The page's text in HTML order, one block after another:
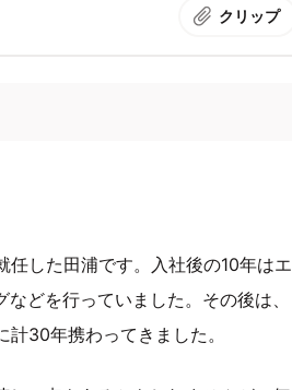
クリップ
任した田浦です。入社後の10年はエ
どを行っていました。その後は、
30年携わってきました。